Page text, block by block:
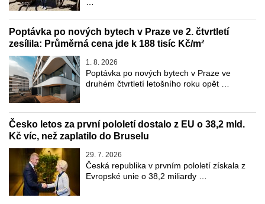
Poptávka po nových bytech v Praze ve 2. čtvrtletí
zesílila: Průměrná cena jde k 188 tisíc Kč/m²
1. 8. 2026
Poptávka po nových bytech v Praze ve
druhém čtvrtletí letošního roku opět …
Česko letos za první pololetí dostalo z EU o 38,2 mld.
Kč víc, než zaplatilo do Bruselu
29. 7. 2026
Česká republika v prvním pololetí získala z
Evropské unie o 38,2 miliardy …